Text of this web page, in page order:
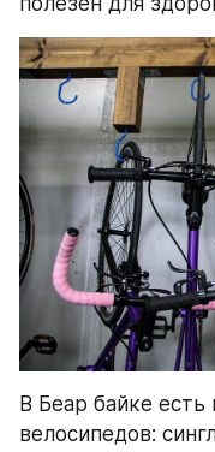
В Беар байке есть
велосипедов: